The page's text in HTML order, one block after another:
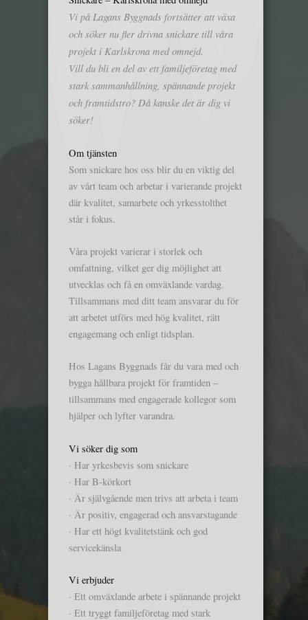
Vi på Lagans Byggnads fortsätter att växa
och söker nu fler drivna snickare till våra
projekt i Karlskrona med omnejd.
Vill du bli en del av ett familjeföretag med
stark sammanhållning, spännande projekt
och framtidstro? Då kanske det är dig vi
söker!
Om tjänsten
Som snickare hos oss blir du en viktig del
av vårt team och arbetar i varierande projekt
där kvalitet, samarbete och yrkesstolthet
står i fokus.
Våra projekt varierar i storlek och
omfattning, vilket ger dig möjlighet att
utvecklas och få en omväxlande vardag.
Tillsammans med ditt team ansvarar du för
att arbetet utförs med hög kvalitet, rätt
engagemang och enligt tidsplan.
Hos Lagans Byggnads får du vara med och
bygga hållbara projekt för framtiden –
tillsammans med engagerade kollegor som
hjälper och lyfter varandra.
Vi söker dig som
· Har yrkesbevis som snickare
· Har B-körkort
· Är självgående men trivs att arbeta i team
· Är positiv, engagerad och ansvarstagande
· Har ett högt kvalitetstänk och god
servicekänsla
Vi erbjuder
· Ett omväxlande arbete i spännande projekt
· Ett tryggt familjeföretag med stark